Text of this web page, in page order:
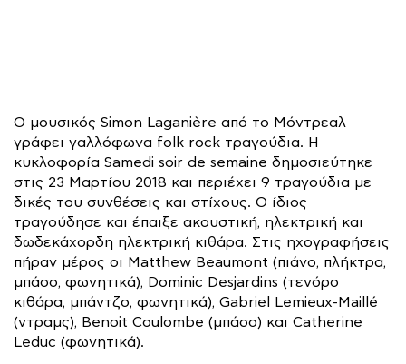
Ο μουσικός Simon Laganière από το Μόντρεαλ
γράφει γαλλόφωνα folk rock τραγούδια. Η
κυκλοφορία Samedi soir de semaine δημοσιεύτηκε
στις 23 Μαρτίου 2018 και περιέχει 9 τραγούδια με
δικές του συνθέσεις και στίχους. Ο ίδιος
τραγούδησε και έπαιξε ακουστική, ηλεκτρική και
δωδεκάχορδη ηλεκτρική κιθάρα. Στις ηχογραφήσεις
πήραν μέρος οι Matthew Beaumont (πιάνο, πλήκτρα,
μπάσο, φωνητικά), Dominic Desjardins (τενόρο
κιθάρα, μπάντζο, φωνητικά), Gabriel Lemieux-Maillé
(ντραμς), Benoit Coulombe (μπάσο) και Catherine
Leduc (φωνητικά).